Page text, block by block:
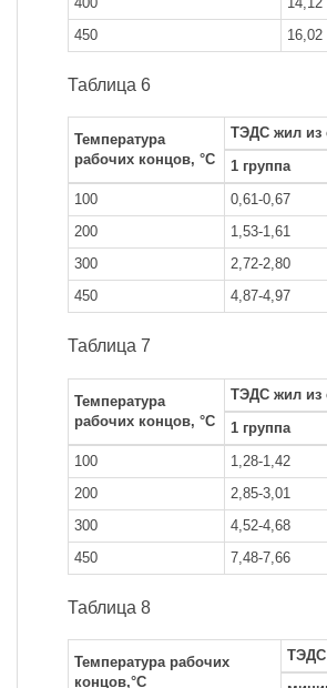
450
16,02
Таблица 6
Температура
рабочих концов, °С
ТЭДС жил из
1 группа
100
0,61-0,67
200
1,53-1,61
300
2,72-2,80
450
4,87-4,97
Таблица 7
Температура
рабочих концов, °С
ТЭДС жил из
1 группа
100
1,28-1,42
200
2,85-3,01
300
4,52-4,68
450
7,48-7,66
Таблица 8
Температура рабочих
концов,°С